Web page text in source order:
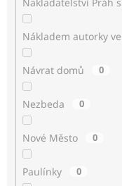
Nákladem autorky
Návrat domů 0
Nezbeda 0
Nové Město 0
Paulínky 0